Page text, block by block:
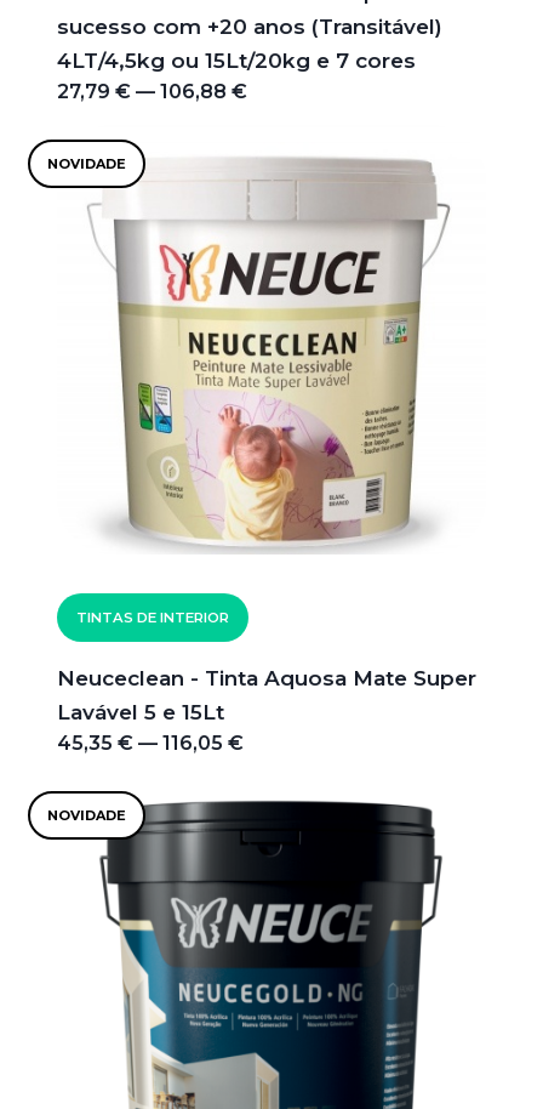
sucesso com +20 anos (Transitável)
4LT/4,5kg ou 15Lt/20kg e 7 cores
27,79 € — 106,88 €
NOVIDADE
TINTAS DE INTERIOR
Neuceclean - Tinta Aquosa Mate Super
Lavável 5 e 15Lt
45,35 € — 116,05 €
NOVIDADE